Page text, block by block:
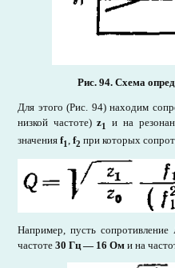
Рис. 94. Схема
Для этого (Рис. 94) находим
низкой частоте)z1 и на
значения f1 f2 при которых
Например, пусть
частоте 30 Гц — 16 Ом и на